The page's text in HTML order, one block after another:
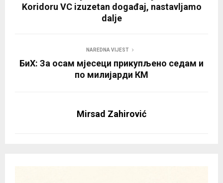
Koridoru VC izuzetan događaj, nastavljamo
dalje
NAREDNA VIJEST
БиХ: За осам мјесеци прикупљено седам и
по милијарди КМ
Mirsad Zahirović